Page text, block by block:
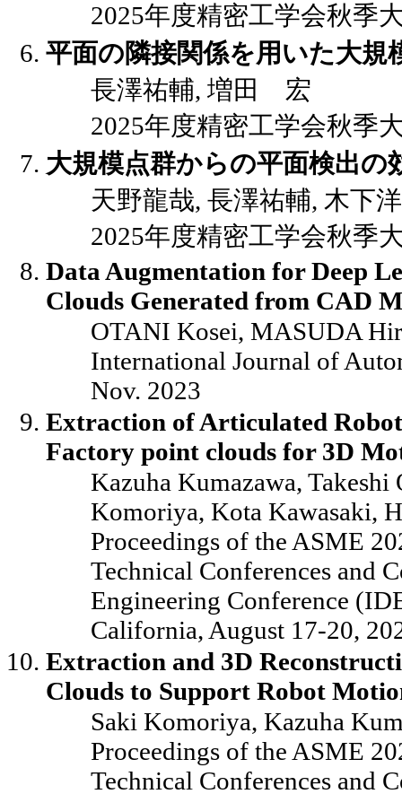
2025年度精密工学会秋季
平面の隣接関係を用いた大規
長澤祐輔, 増田 宏
2025年度精密工学会秋季
大規模点群からの平面検出の
天野龍哉, 長澤祐輔, 木下
2025年度精密工学会秋季
Data Augmentation for Deep
Clouds Generated from CAD
OTANI Kosei, MASUDA
International Journal of
Nov. 2023
Extraction of Articulated
Factory point clouds for 3D
Kazuha Kumazawa, Takeshi
Komoriya, Kota Kawasaki,
Proceedings of the ASME
Technical Conferences and
Engineering Conference
California, August 17-20,
Extraction and 3D
Clouds to Support Robot
Saki Komoriya, Kazuha
Proceedings of the ASME
Technical Conferences and